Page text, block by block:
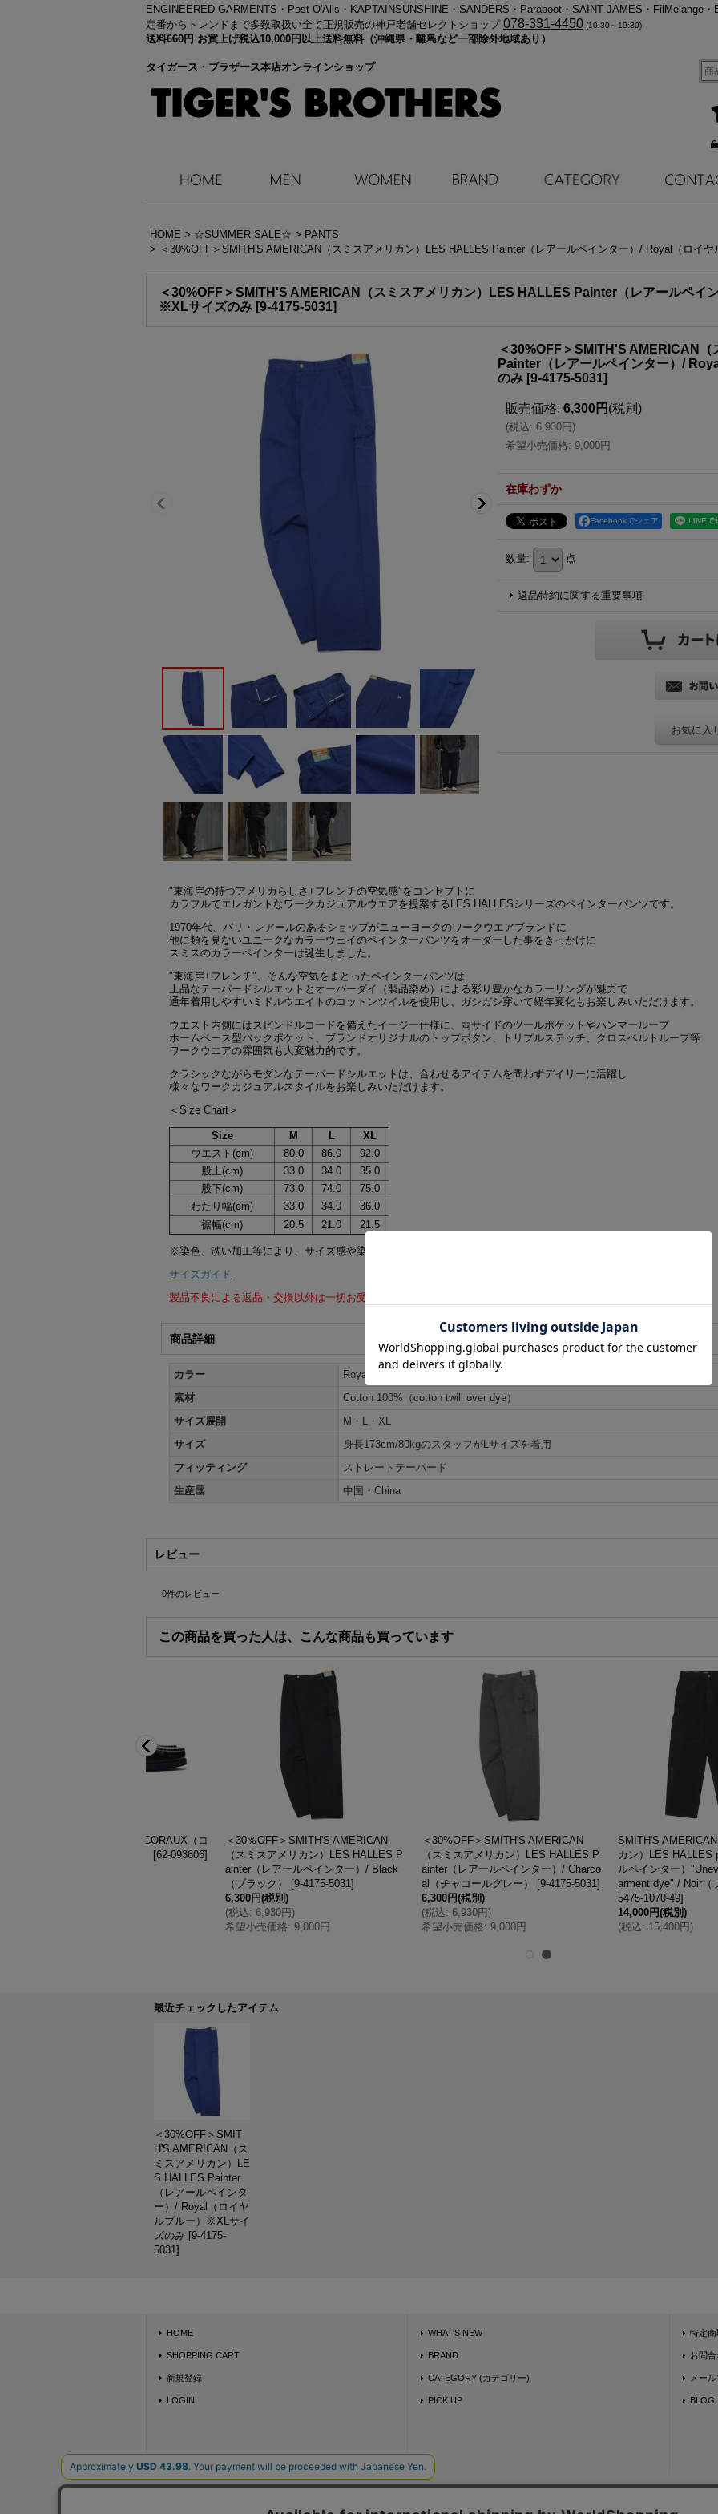
ENGINEERED GARMENTS・ Post O'Alls・KAPTAINSUNSHINE・SANDERS・Paraboot・SAINT JAMES・FilMelange・
定番からトレンドまで多数取扱い全て正規販売の神戸老舗セレクトショップ 078-331-4450 (10:30～19:30)
送料660円 お買上げ税込10,000円以上送料無料（沖縄県・離島など一部除外地域あり）
タイガース・ブラザース本店オンラインショップ
HOME > ☆SUMMER SALE☆ > PANTS
> ＜30%OFF＞SMITH'S AMERICAN（スミスアメリカン）LES HALLES Painter（レアールペインター）/ Royal（ロイ
＜30%OFF＞SMITH'S AMERICAN（スミスアメリカン）LES HALLES Painter（レアールペイ
※XLサイズのみ [9-4175-5031]
＜30%OFF＞SMITH'S AMERICAN
Painter（レアールペインター）/
のみ [9-4175-5031]
販売価格: 6,300円 (税別)
(税込: 6,930円)
希望小売価格: 9,000円
在庫わずか
Facebookでシェア
数量: 点
返品特約に関する重要事項
お気に入
"東海岸の持つアメリカらしさ+フレンチの空気感"をコンセプトに
カラフルでエレガントなワークカジュアルウエアを提案するLES HALLESシリーズのペインターパンツです。
1970年代、パリ・レアールのあるショップがニューヨークのワークウエアブランドに
他に類を見ないユニークなカラーウェイのペインターパンツをオーダーした事をきっかけに
スミスのカラーペインターは誕生しました。
"東海岸+フレンチ"、そんな空気をまとったペインターパンツは
上品なテーパードシルエットとオーバーダイ（製品染め）による彩り豊かなカラーリングが魅力で
通年着用しやすいミドルウエイトのコットンツイルを使用し、ガシガシ穿いて経年変化もお楽しみいただけます。
ウエスト内側にはスピンドルコードを備えたイージー仕様に、両サイドのツールポケットやハンマーループ
ホームベース型バックポケット、ブランドオリジナルのトップボタン、トリプルステッチ、クロスベルトループ等
ワークウエアの雰囲気も大変魅力的です。
クラシックながらモダンなテーパードシルエットは、合わせるアイテムを問わずデイリーに活躍し
様々なワークカジュアルスタイルをお楽しみいただけます。
＜Size Chart＞
Size M L
XL
ウエスト(cm)
80.0 86.0
92.0
股上(cm)
33.0 34.0
35.0
股下(cm)
73.0 74.0
75.0
わたり幅(cm)
33.0 34.0
36.0
裾幅(cm)
20.5 21.0 21.5
※染色、洗い加工等により、サイズ感や染め上がりに多少の個体差がございます。予めご了承ください。
サイズガイド
製品不良による返品・交換以外は一切お受けできませんので、予めご了承くださいませ。
商品詳細
カラー
Royal（ロイヤルブルー）
素材
Cotton 100%（cotton twill over dye）
サイズ展開
M・L・XL
サイズ
身長173cm/80kgのスタッフがLサイズを着用
フィッティング
ストレートテーパード
生産国
中国・China
レビュー
0件のレビュー
この商品を買った人は、こんな商品も買っています
SMITH'S AMERICAN（スミスアメリ
カン）LES HALLES painter（レアー
ルペインター）"Uneven Corduroy：G
arment dye" / Noir（ブラック） [9-
15,400円)
最近チェックしたアイテム
＜30%OFF＞SMIT
H'S AMERICAN（ス
ミスアメリカン）LE
S HALLES Painter
（レアールペインタ
ー）/ Royal（ロイヤ
ルブルー）※XLサイ
ズのみ [9-4175-
5031]
HOME
SHOPPING CART
新規登録
LOGIN
WHAT'S NEW
BRAND
CATEGORY (カテゴリー)
PICK UP
特定
お問
メー
BLOG
スマートフォンサイト